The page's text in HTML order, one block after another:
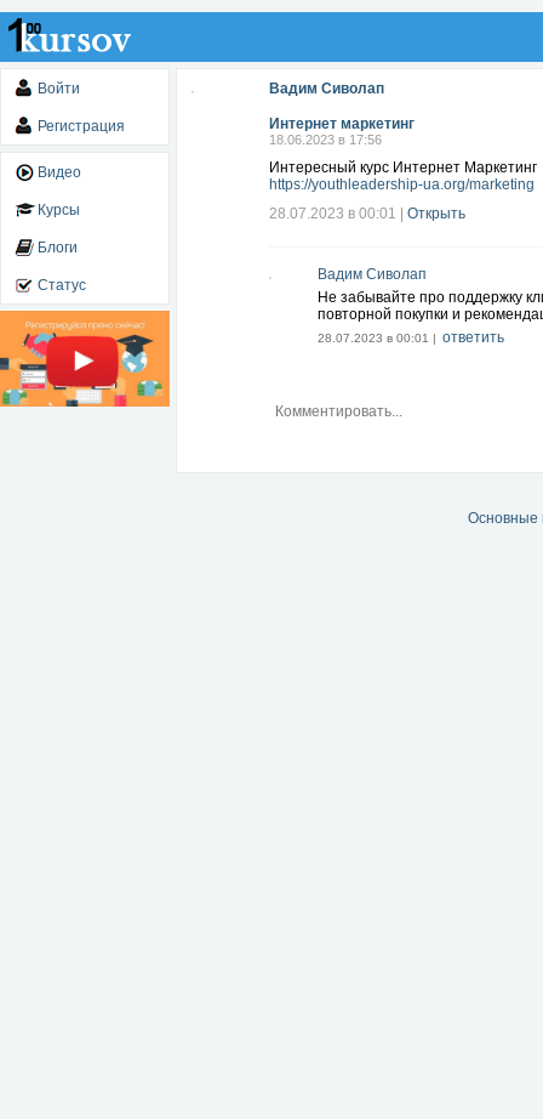
Войти
Регистрация
Видео
Курсы
Блоги
Статус
Вадим Сиволап
Интернет маркетинг
18.06.2023 в 17:56
Интересный курс Интернет Маркетинг
https://youthleadership-ua.org/marketing
28.07.2023 в 00:01
Открыть
Вадим Сиволап
Не забывайте про поддержку
повторной покупки и
28.07.2023 в 00:01 | ответить
Основные